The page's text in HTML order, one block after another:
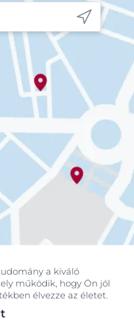
a kiváló
működik, hogy Ön jól
élvezze az életet.